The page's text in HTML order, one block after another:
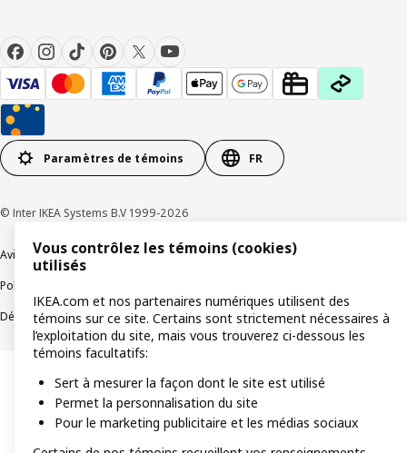
Paramètres de témoins FR
© Inter IKEA Systems B.V 1999-2026
Avis de confidentialitéTémoins de connexion
Politique de divulgation responsable
Déclaration sur le travail forcé et les enfantsAccessibilité
Vous contrôlez les témoins (cookies)
utilisés
IKEA.com et nos partenaires numériques utilisent des
témoins sur ce site. Certains sont strictement nécessaires à
l’exploitation du site, mais vous trouverez ci-dessous les
témoins facultatifs:
Sert à mesurer la façon dont le site est utilisé
Permet la personnalisation du site
Pour le marketing publicitaire et les médias sociaux